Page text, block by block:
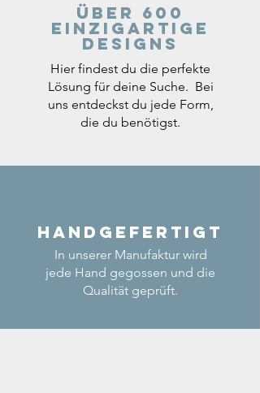
Über 600
einzigartige
Designs
Hier findest du die perfekte
Lösung für deine Suche. Bei
uns entdeckst du jede Form,
die du benötigst.
Handgefertigt
In unserer Manufaktur wird
jede Hand gegossen und die
Qualität geprüft.